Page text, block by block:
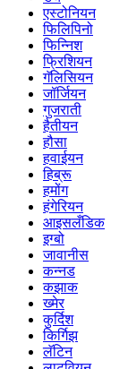
एस्टोनियन
फिलिपिनो
फिन्निश
फ्रिशियन
गॅलिसियन
जॉर्जियन
गुजराती
हैतीयन
हौसा
हवाईयन
हिब्रू
हमोंग
हंगेरियन
आइसलँडिक
इग्बो
जावानीस
कन्नड
कझाक
ख्मेर
कुर्दिश
किर्गिझ
लॅटिन